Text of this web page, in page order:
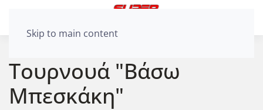
Skip to main content
Τουρνουά "Βάσω
Μπεσκάκη"